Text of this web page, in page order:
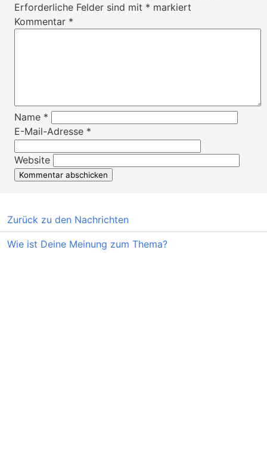
Erforderliche Felder sind mit * markiert
Kommentar *
Name *
E-Mail-Adresse *
Website
Zurück zu den Nachrichten
Wie ist Deine Meinung zum Thema?